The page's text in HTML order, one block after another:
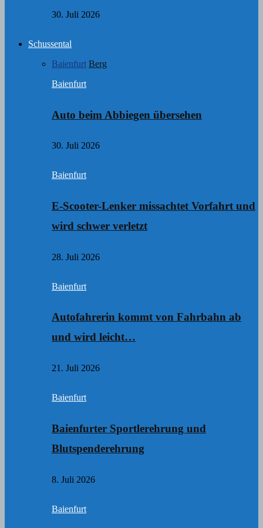
30. Juli 2026
Schussental
Baienfurt Berg
Baienfurt
Auto beim Abbiegen übersehen
30. Juli 2026
Baienfurt
E-Scooter-Lenker missachtet Vorfahrt und
wird schwer verletzt
28. Juli 2026
Baienfurt
Autofahrerin kommt von Fahrbahn ab
und wird leicht…
21. Juli 2026
Baienfurt
Baienfurter Sportlerehrung und
Blutspenderehrung
8. Juli 2026
Baienfurt